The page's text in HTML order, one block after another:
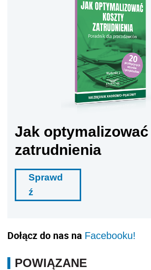
Jak
zatrudnienia
Sprawd
ź
Dołącz do nas na Facebooku!
POWIĄZANE